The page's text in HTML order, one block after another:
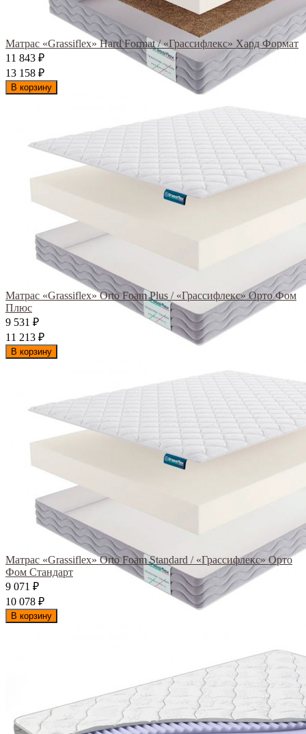
Матрас «Grassiflex» Hard Format / «Грассифлекс» Хард Формат
11 843 ₽
13 158 ₽
В корзину
Матрас «Grassiflex» Orto Foam Plus / «Грассифлекс» Орто Фом
Плюс
9 531
₽
11 213 ₽
В корзину
Матрас «Grassiflex» Orto Foam Standard / «Грассифлекс» Орто
Фом Стандарт
9 071
₽
10 078 ₽
В корзину